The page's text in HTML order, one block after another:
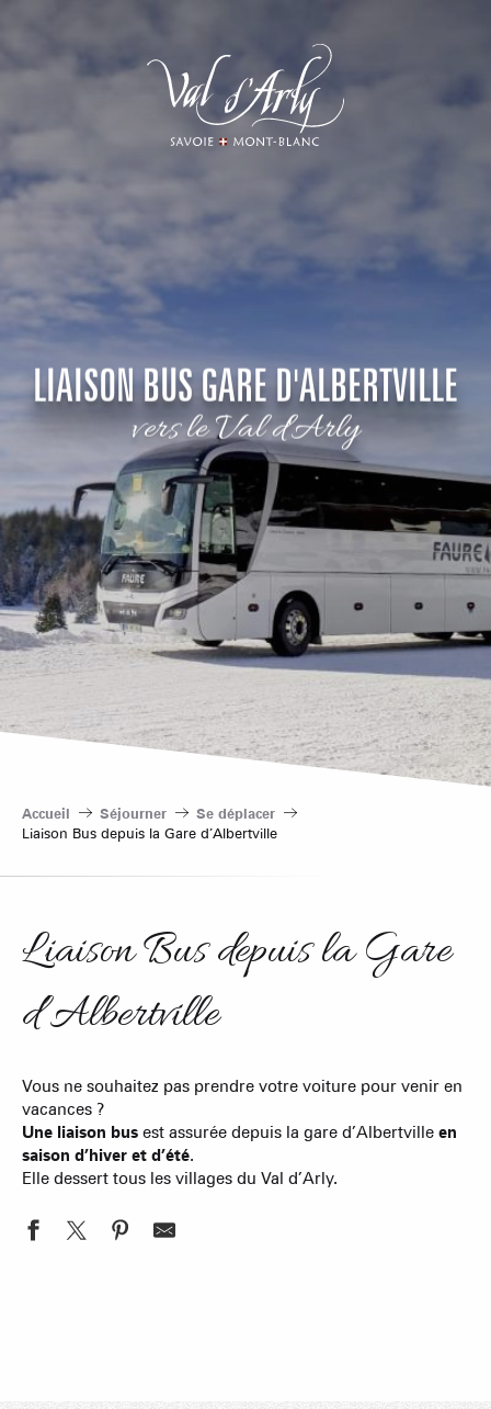
contenu
LIAISON BUS GARE D'ALBERTVILLE
vers le Val d'Arly
Accueil Séjourner
Se déplacer
Liaison Bus depuis la Gare d’Albertville
Liaison Bus depuis la Gare
d’Albertville
Vous ne souhaitez pas prendre votre voiture pour venir en
vacances ?
Une liaison bus est assurée depuis la gare d’Albertville en
saison d’hiver et d’été.
Elle dessert tous les villages du Val d’Arly.
Liaison BUS Albertville > Villages du Val
Les Transports Région Arlysère vous transporte
de la gare d'Albertville jusqu'à nous toute